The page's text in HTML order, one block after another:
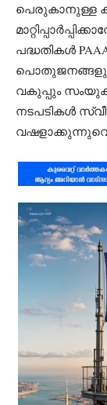
പെരുകാനുള്ള
പദ്ധതികൾ
വകുപ്പും
നടപടികൾ